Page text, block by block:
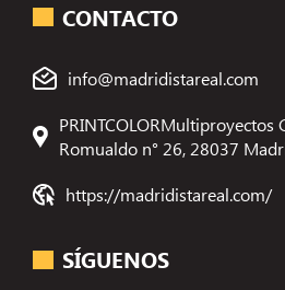
CONTACTO
info@madridistareal.com
PRINTCOLORMultiproyectos
Romualdo n° 26, 28037
https://madridistareal.com/
SÍGUENOS